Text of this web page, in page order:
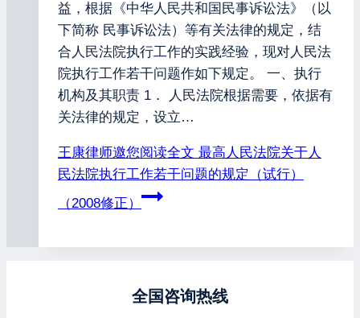
益，根据《中华人民共和国民事诉讼法》（以
下简称 民事诉讼法）等有关法律的规定，结
合人民法院执行工作的实践经验，现对人民法
院执行工作若干问题作如下规定。 一、执行
机构及其职责 1． 人民法院根据需要，依据有
关法律的规定，设立…
王康律师邀您阅读全文 最高人民法院关于人
民法院执行工作若干问题的规定（试行）
（2008修正）
全国咨询热线